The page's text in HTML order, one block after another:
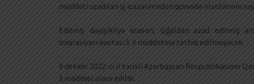
müddəti uzadılan iş icazələrindən qüvvədə olanlarının
Edilmiş dəyişikliyə əsasən, işğaldan azad edilmiş
miqrasiyası kvotası 5 il müddətinə tətbiq edilməyəcək.
9 dekabr 2022-ci il tarixli Azərbaycan Respublikasının
1 maddəsi əlavə edilib.